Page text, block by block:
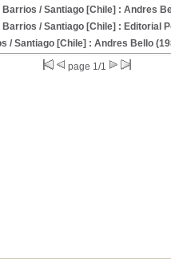
Barrios / Santiago [Chile] : Andres
Barrios / Santiago [Chile] : Editorial
/ Santiago [Chile] : Andres Bello
page 1/1